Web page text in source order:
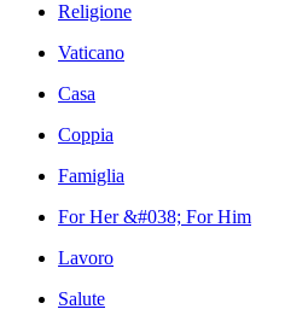
Religione
Vaticano
Casa
Coppia
Famiglia
For Her &#038; For Him
Lavoro
Salute